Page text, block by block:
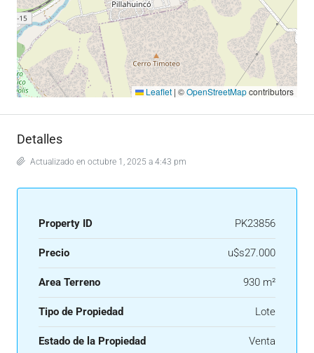
Leaflet | ©OpenStreetMapcontributors
Detalles
Actualizado en octubre 1, 2025 a 4:43 pm
Property ID PK23856
Precio u$s27.000
Area Terreno 930 m²
Tipo de Propiedad Lote
Estado de la Propiedad Venta